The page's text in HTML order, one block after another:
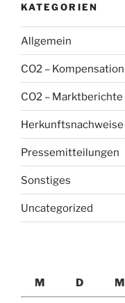
KATEGORIEN
Allgemein
CO2 – Kompensation
CO2 – Marktberichte
Herkunftsnachweise
Pressemitteilungen
Sonstiges
Uncategorized
M
D M